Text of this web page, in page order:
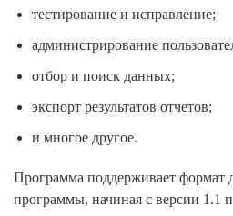
тестирование и исправление;
администрирование
отбор и поиск данных;
экспорт результатов отчетов;
и многое другое.
Программа поддерживает формат
программы, начиная с версии 1.1